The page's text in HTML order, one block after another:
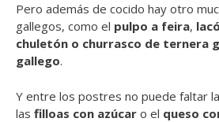
Pero además de cocido hay otro
gallegos, como el pulpo a feira,
chuletón o churrasco de ternera
gallego.
Y entre los postres no puede faltar la
las filloas con azúcar o el queso